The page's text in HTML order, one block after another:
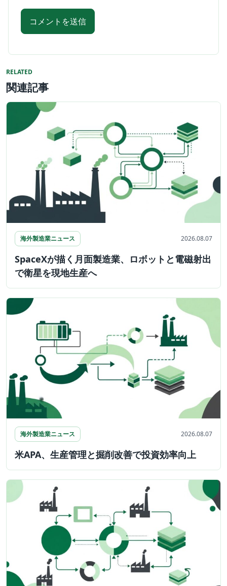
RELATED
関連記事
海外製造業ニュース 2026.08.07
SpaceXが描く月面製造業、ロボットと電磁射出
で衛星を現地生産へ
海外製造業ニュース 2026.08.07
米APA、生産管理と掘削改善で投資効率向上